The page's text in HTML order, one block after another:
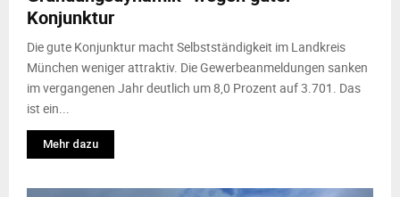
Konjunktur
Die gute Konjunktur macht Selbstständigkeit im Landkreis
München weniger attraktiv. Die Gewerbeanmeldungen sanken
im vergangenen Jahr deutlich um 8,0 Prozent auf 3.701. Das
ist ein...
Mehr dazu